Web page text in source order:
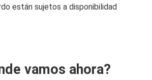
están sujetos a disponibilidad
vamos ahora?